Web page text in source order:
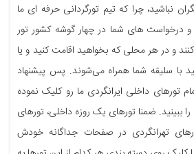
نباشید، چرا که تیم تورگردانی حرفه ای ما
درخواست های شما در چهار گوشه کشور تور
و در هر محلی که بخواهید اقامت کنید و یا
با سلیقه شما همراه می‌شوند. پس پیشنهاد
داخلی ایرانگردی ما رو کلیک نموده
ببینید. ضمنا تورهای یک روزه داخلی، تورهای
تهرانگردی در صفحات جداگانه خودش